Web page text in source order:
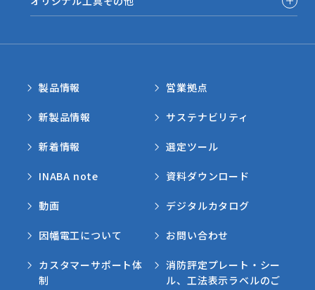
製品情報
新製品情報
新着情報
INABA note
動画
因幡電工について
カスタマーサポート体
制
営業拠点
サステナビリティ
選定ツール
資料ダウンロード
デジタルカタログ
お問い合わせ
消防評定プレート・シー
ル、工法表示ラベルのご